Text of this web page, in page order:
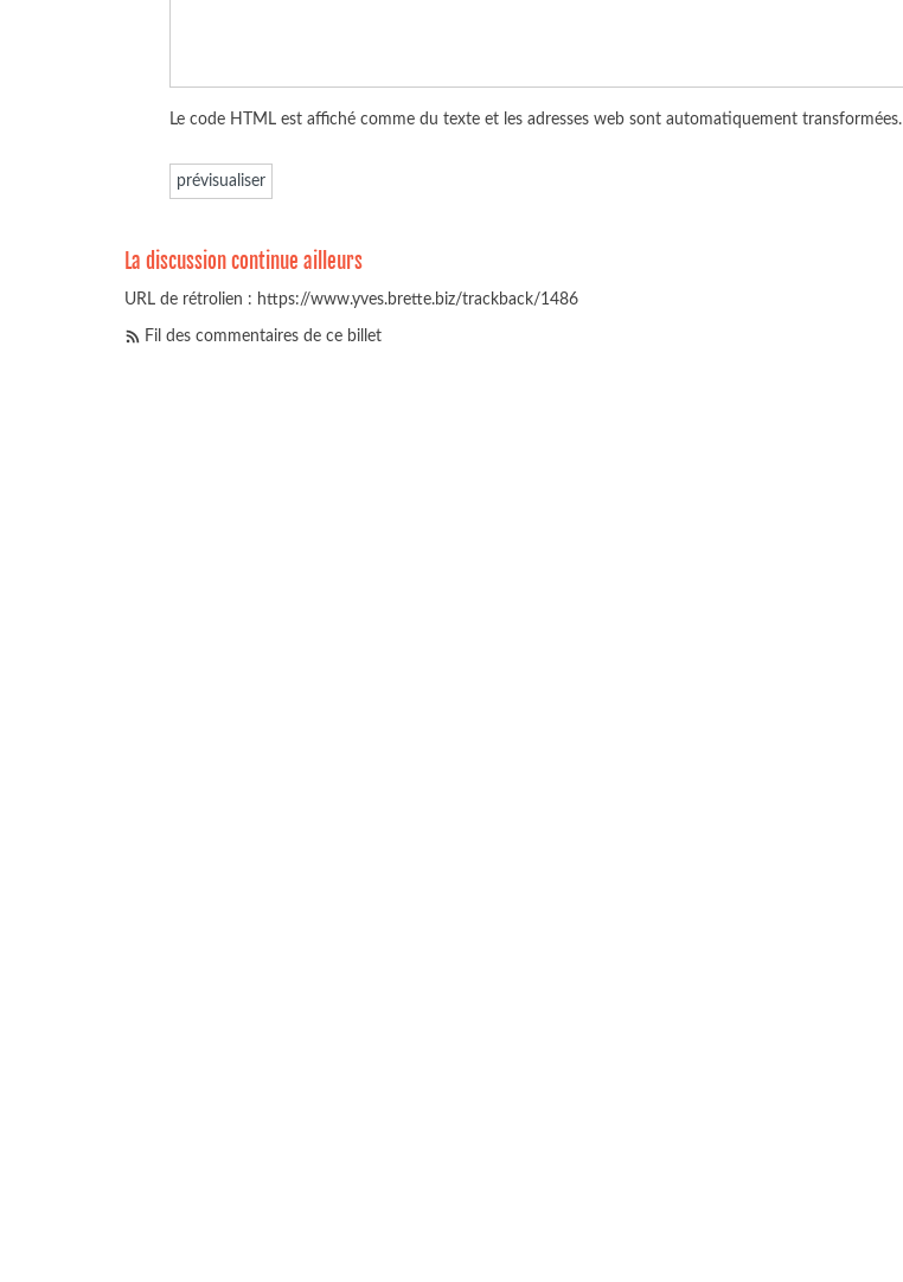
Le code HTML est affiché comme du texte et les adresses web sont automatiquement transformées.
La discussion continue ailleurs
URL de rétrolien : https://www.yves.brette.biz/trackback/1486
Fil des commentaires de ce billet